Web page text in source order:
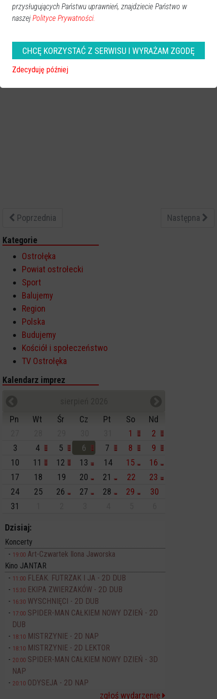
Poprzednia Następna
Kategorie
Ostrołęka
Powiat ostrołecki
Sport
Balujemy
Region
Polska
Budujemy
Kościół i społeczeństwo
TV Ostrołęka
Kalendarz imprez
Pn
Wt Śr Cz Pt So
Nd
1
2
3
4 5 6 7 8
9
10
11 12 13 14 15
16
17
18 19 20 21 22
23
24
25 26 27 28 29
30
31
Dzisiaj:
Koncerty
19:00 Art-Czwartek Ilona Jaworska
Kino JANTAR
11:00 FLEAK. FUTRZAK I JA - 2D DUB
15:30 EKIPA ZWIERZAKÓW - 2D DUB
16:30 WYSCHNIĘCI - 2D DUB
17:00 SPIDER-MAN CAŁKIEM NOWY DZIEŃ - 2D
DUB
18:10 MISTRZYNIE - 2D NAP
18:10 MISTRZYNIE - 2D LEKTOR
20:00 SPIDER-MAN CAŁKIEM NOWY DZIEŃ - 3D
NAP
20:10 ODYSEJA - 2D NAP
zgłoś wydarzenie
przysługujących Państwu uprawnień, znajdziecie Państwo w
naszej Polityce Prywatności.
CHCĘ KORZYSTAĆ Z SERWISU I WYRAŻAM ZGODĘ
Zdecyduję później